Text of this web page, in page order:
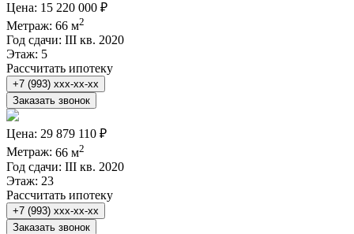
Цена: 15 220 000 ₽
Метраж: 66 м2
Год сдачи: III кв. 2020
Этаж: 5
Рассчитать ипотеку
+7 (993) xxx-xx-xx
Заказать звонок
Цена: 29 879 110 ₽
Метраж: 66 м2
Год сдачи: III кв. 2020
Этаж: 23
Рассчитать ипотеку
+7 (993) xxx-xx-xx
Заказать звонок